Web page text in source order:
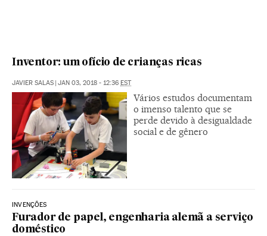
Inventor: um ofício de crianças ricas
JAVIER SALAS JAN 03, 2018 - 12:36 EST
Vários estudos documentam
o imenso talento que se
perde devido à desigualdade
social e de gênero
INVENÇÕES
Furador de papel, engenharia alemã a serviço
doméstico